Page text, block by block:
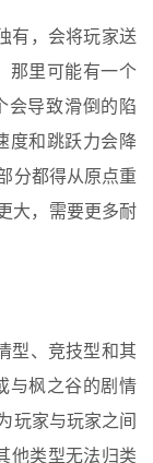
有，会将玩家送
那里可能有一个
会导致滑倒的陷
度和跳跃力会降
分都得从原点重
大，需要更多耐
型、竞技型和其
与枫之谷的剧情
玩家与玩家之间
他类型无法归类